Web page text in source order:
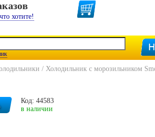
хотите!
/ Холодильник с морозильником
Код: 44583
в наличии